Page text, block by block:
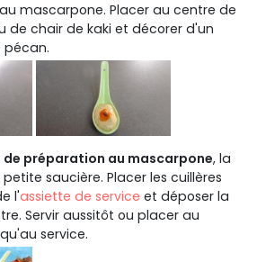
mascarpone. Placer au centre de
de chair de kaki et décorer d'un
pécan.
de préparation au mascarpone, la
saucière. Placer les cuillères
l'assiette de service et déposer la
Servir aussitôt ou placer au
service.